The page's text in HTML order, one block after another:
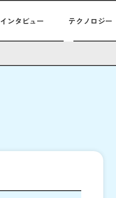
インタビュー テクノロジー